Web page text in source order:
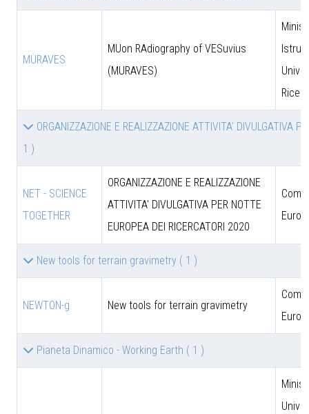
MURAVES
MUon RAdiography of VESuvius
(MURAVES)
ORGANIZZAZIONE E REALIZZAZIONE ATTIVITA' DIVULGATIVA
1 )
NET - SCIENCE
TOGETHER
ORGANIZZAZIONE E REALIZZAZIONE
ATTIVITA' DIVULGATIVA PER NOTTE
EUROPEA DEI RICERCATORI 2020
New tools for terrain gravimetry ( 1 )
NEWTON-g New tools for terrain gravimetry
Pianeta Dinamico - Working Earth ( 1 )